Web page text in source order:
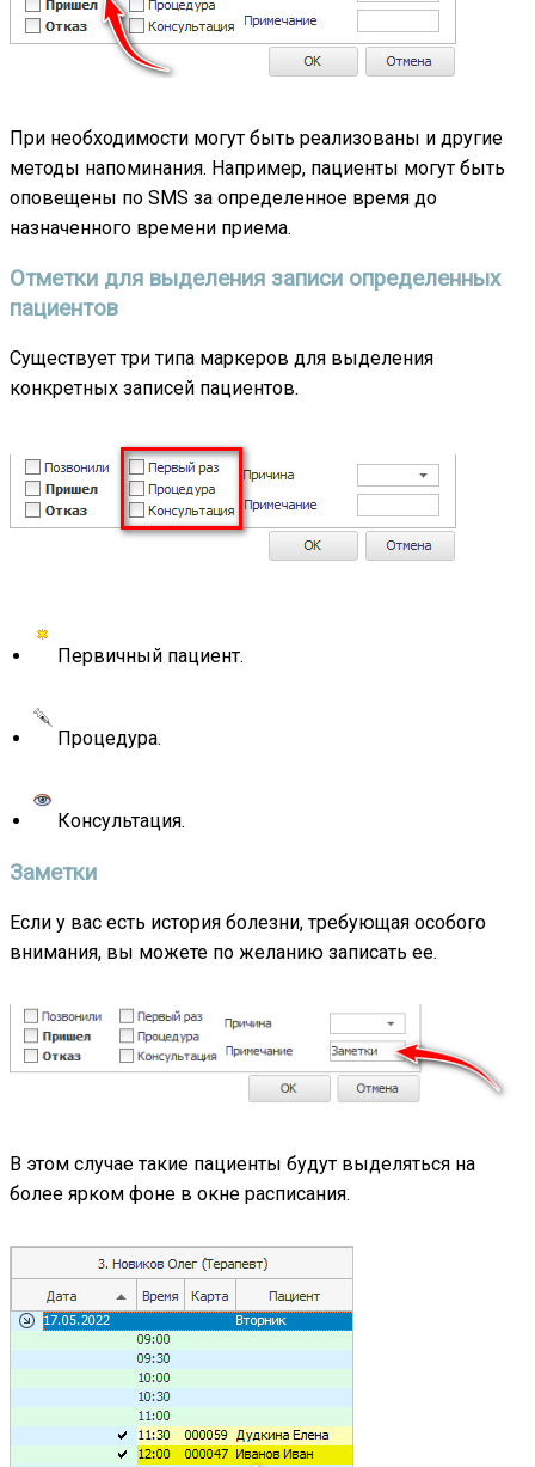
При необходимости могут быть реализованы и другие
методы напоминания. Например, пациенты могут быть
оповещены по SMS за определенное время до
назначенного времени приема.
Отметки для выделения записи определенных
пациентов
Существует три типа маркеров для выделения
конкретных записей пациентов.
Первичный пациент.
Процедура.
Консультация.
Заметки
Если у вас есть история болезни, требующая особого
внимания, вы можете по желанию записать ее.
В этом случае такие пациенты будут выделяться на
более ярком фоне в окне расписания.